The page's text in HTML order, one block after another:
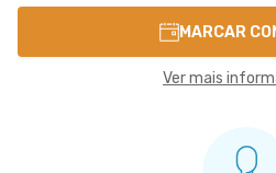
MARCAR
Ver mais